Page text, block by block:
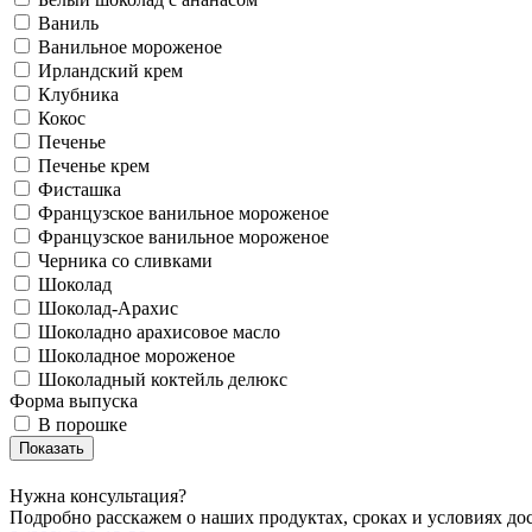
Ваниль
Ванильное мороженое
Ирландский крем
Клубника
Кокос
Печенье
Печенье крем
Фисташка
Французское ванильное мороженое
Французское ванильное мороженое
Черника со сливками
Шоколад
Шоколад-Арахис
Шоколадно арахисовое масло
Шоколадное мороженое
Шоколадный коктейль делюкс
Форма выпуска
В порошке
Нужна консультация?
Подробно расскажем о наших продуктах, сроках и условиях